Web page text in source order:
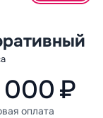
₽
оплата